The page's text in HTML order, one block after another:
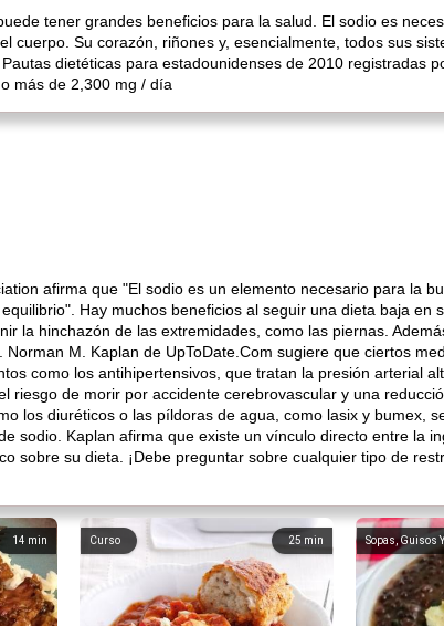
tener grandes beneficios para la salud. El sodio es
cuerpo. Su corazón, riñones y, esencialmente, todos sus
dietéticas para estadounidenses de 2010 registradas
más de 2,300 mg / día
afirma que "El sodio es un elemento necesario para la
Hay muchos beneficios al seguir una dieta baja en
la hinchazón de las extremidades, como las piernas.
Norman M. Kaplan de UpToDate.Com sugiere que ciertos
como los antihipertensivos, que tratan la presión arterial
riesgo de morir por accidente cerebrovascular y una
los diuréticos o las píldoras de agua, como lasix y bumex,
sodio. Kaplan afirma que existe un vínculo directo entre la
sobre su dieta. ¡Debe preguntar sobre cualquier tipo de
14 min 25 min
Curso Sopas, Guisos